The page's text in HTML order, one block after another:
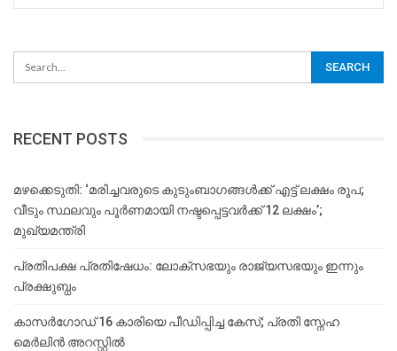
RECENT POSTS
മഴക്കെടുതി: ‘മരിച്ചവരുടെ കുടുംബാഗങ്ങൾക്ക് എട്ട് ലക്ഷം രൂപ;
വീടും സ്ഥലവും പൂർണമായി നഷ്ടപ്പെട്ടവർക്ക് 12 ലക്ഷം’;
മുഖ്യമന്ത്രി
പ്രതിപക്ഷ പ്രതിഷേധം: ലോക്സഭയും രാജ്യസഭയും ഇന്നും
പ്രക്ഷുബ്ധം
കാസർഗോഡ് 16 കാരിയെ പീഡിപ്പിച്ച കേസ്; പ്രതി സ്നേഹ
മെർലിൻ അറസ്റ്റിൽ